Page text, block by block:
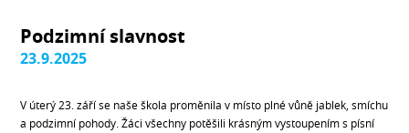
Podzimní slavnost
23.9.2025
V úterý 23. září se naše škola proměnila v místo plné vůně jablek, smíchu
a podzimní pohody. Žáci všechny potěšili krásným vystoupením s písní